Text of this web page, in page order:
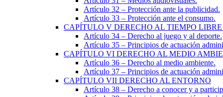
Artículo 32 – Protección ante la publicidad.
Artículo 33 – Protección ante el consumo.
CAPÍTULO V DERECHO AL TIEMPO
Artículo 34 – Derecho al juego y al deporte.
Artículo 35 – Principios de actuación
CAPÍTULO VI DERECHO AL MEDIO
Artículo 36 – Derecho al medio ambiente.
Artículo 37 – Principios de actuación
CAPÍTULO VII DERECHO AL ENTORNO
Artículo 38 – Derecho a conocer y a